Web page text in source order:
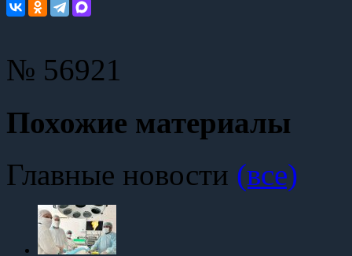
№ 56921
Похожие материалы
Главные новости (все)